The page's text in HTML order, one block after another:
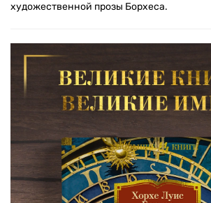
художественной прозы Борхеса.